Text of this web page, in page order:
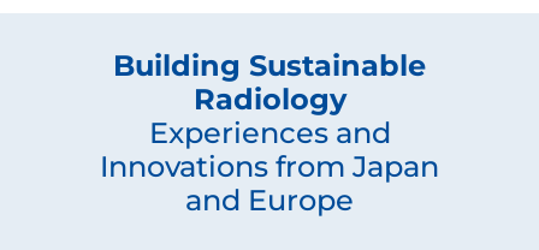
Building Sustainable
Radiology
Experiences and
Innovations from Japan
and Europe